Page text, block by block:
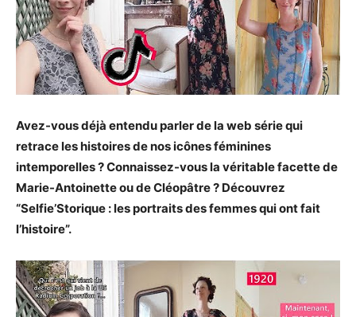
Avez-vous déjà entendu parler de la web série qui
retrace les histoires de nos icônes féminines
intemporelles ? Connaissez-vous la véritable facette de
Marie-Antoinette ou de Cléopâtre ? Découvrez
“Selfie’Storique : les portraits des femmes qui ont fait
l’histoire”.